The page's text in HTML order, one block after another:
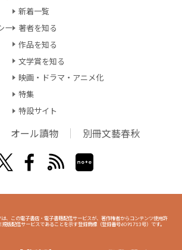
ー
新着一覧
著者を知る
作品を知る
文学賞を知る
映画・ドラマ・アニメ化
特集
特設サイト
オール讀物 別冊文藝春秋
は、この電子書店・電子書籍配信サービスが、著作権者からコンテンツ使用許
規版配信サービスであることを示す登録商標（登録番号6091713号）です。